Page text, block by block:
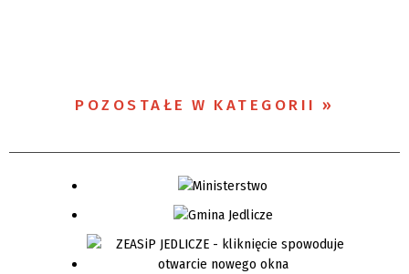
POZOSTAŁE W KATEGORII